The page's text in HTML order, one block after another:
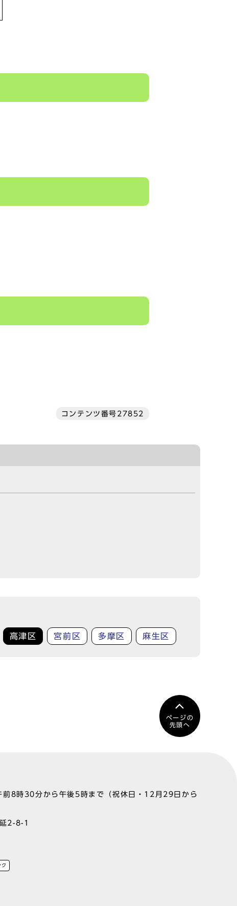
コンテンツ番号27852
高津区 宮前区 多摩区 麻生区
ページの
先頭へ
前8時30分から午後5時まで（祝休日・12月29日から
2-8-1